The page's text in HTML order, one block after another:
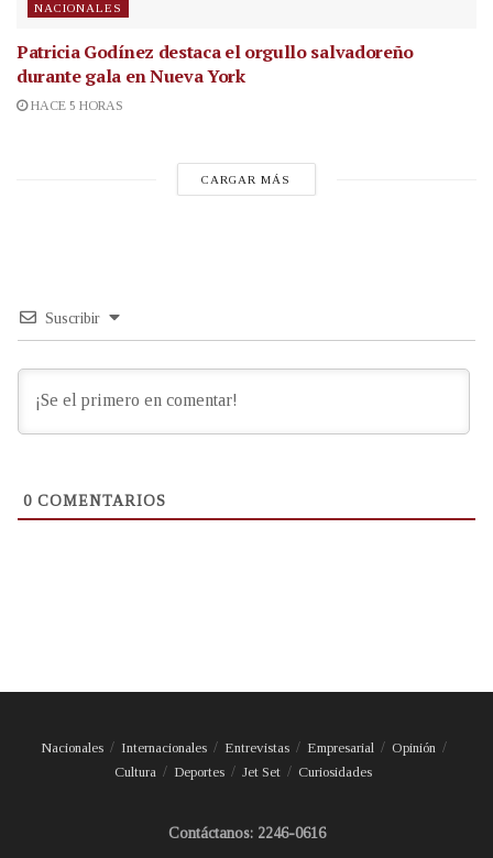
NACIONALES
Patricia Godínez destaca el orgullo salvadoreño
durante gala en Nueva York
HACE 5 HORAS
CARGAR MÁS
Suscribir
0 COMENTARIOS
Nacionales Internacionales Entrevistas Empresarial
Opinión
Cultura
Deportes Jet Set Curiosidades
Contáctanos: 2246-0616